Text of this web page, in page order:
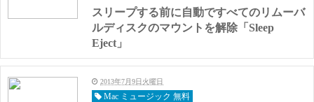
スリープする前に自動ですべてのリムーバ
ルディスクのマウントを解除「Sleep
Eject」
2013年7月9日火曜日
Mac ミュージック 無料